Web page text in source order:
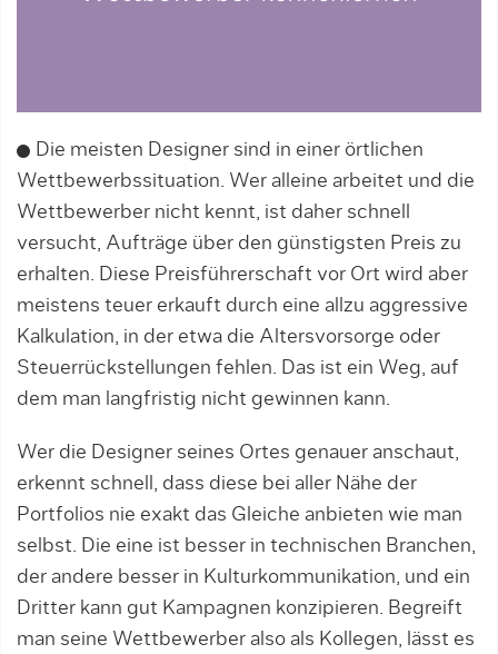
Die meisten Designer sind in einer örtli­chen
Wettbewerbssituation. Wer alleine ar­bei­tet und die
Wettbewerber nicht kennt, ist daher schnell
versucht, Aufträge über den güns­tigs­ten Preis zu
erhalten. Diese Preisfüh­rerschaft vor Ort wird aber
meistens teuer erkauft durch eine allzu aggressive
Kalkulation, in der etwa die Altersvorsorge oder
Steuerrück­stellungen fehlen. Das ist ein Weg, auf
dem man langfristig nicht gewinnen kann.
Wer die Designer seines Ortes genauer anschaut,
erkennt schnell, dass diese bei aller Nähe der
Portfolios nie exakt das Gleiche anbieten wie man
selbst. Die eine ist besser in technischen Branchen,
der andere besser in Kulturkommu­nikation, und ein
Dritter kann gut Kampagnen konzipieren. Begreift
man seine Wettbewerber also als Kollegen, lässt es